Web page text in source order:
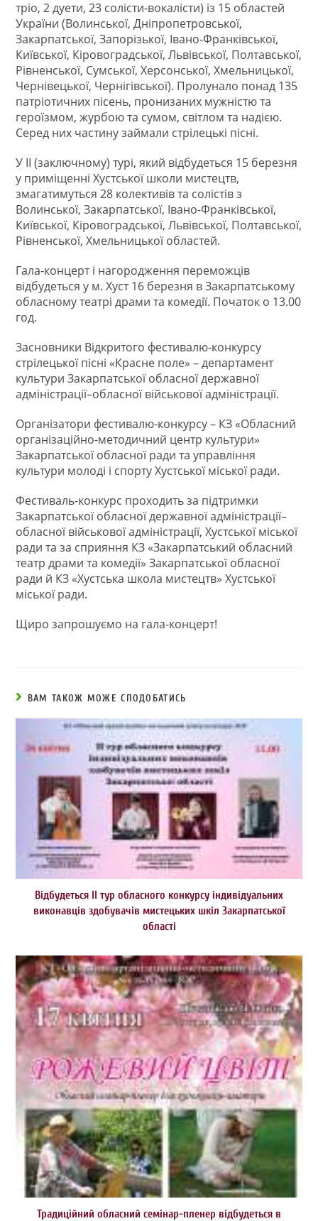
тріо, 2 дуети, 23 солісти-вокалісти) із 15 областей
України (Волинської, Дніпропетровської,
Закарпатської, Запорізької, Івано-Франківської,
Київської, Кіровоградської, Львівської, Полтавської,
Рівненської, Сумської, Херсонської, Хмельницької,
Чернівецької, Чернігівської). Пролунало понад 135
патріотичних пісень, пронизаних мужністю та
героїзмом, журбою та сумом, світлом та надією.
Серед них частину займали стрілецькі пісні.
У ІІ (заключному) турі, який відбудеться 15 березня
у приміщенні Хустської школи мистецтв,
змагатимуться 28 колективів та солістів з
Волинської, Закарпатської, Івано-Франківської,
Київської, Кіровоградської, Львівської, Полтавської,
Рівненської, Хмельницької областей.
Гала-концерт і нагородження переможців
відбудеться у м. Хуст 16 березня в Закарпатському
обласному театрі драми та комедії. Початок о 13.00
год.
Засновники Відкритого фестивалю-конкурсу
стрілецької пісні «Красне поле» – департамент
культури Закарпатської обласної державної
адміністрації–обласної військової адміністрації.
Організатори фестивалю-конкурсу – КЗ «Обласний
організаційно-методичний центр культури»
Закарпатської обласної ради та управління
культури молоді і спорту Хустської міської ради.
Фестиваль-конкурс проходить за підтримки
Закарпатської обласної державної адміністрації–
обласної військової адміністрації, Хустської міської
ради та за сприяння КЗ «Закарпатський обласний
театр драми та комедії» Закарпатської обласної
ради й КЗ «Хустська школа мистецтв» Хустської
міської ради.
Щиро запрошуємо на гала-концерт!
ВАМ ТАКОЖ МОЖЕ СПОДОБАТИСЬ
Відбудеться ІІ тур обласного конкурсу індивідуальних
виконавців здобувачів мистецьких шкіл Закарпатської
області
Традиційний обласний семінар-пленер відбудеться в